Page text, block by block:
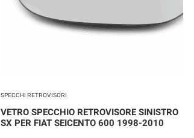
SPECCHI RETROVISORI
VETRO SPECCHIO RETROVISORE SINISTRO
SX PER FIAT SEICENTO 600 1998-2010